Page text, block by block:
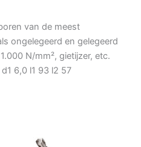
van de meest
ongelegeerd en gelegeerd
N/mm², gietijzer, etc.
6,0 l1 93 l2 57